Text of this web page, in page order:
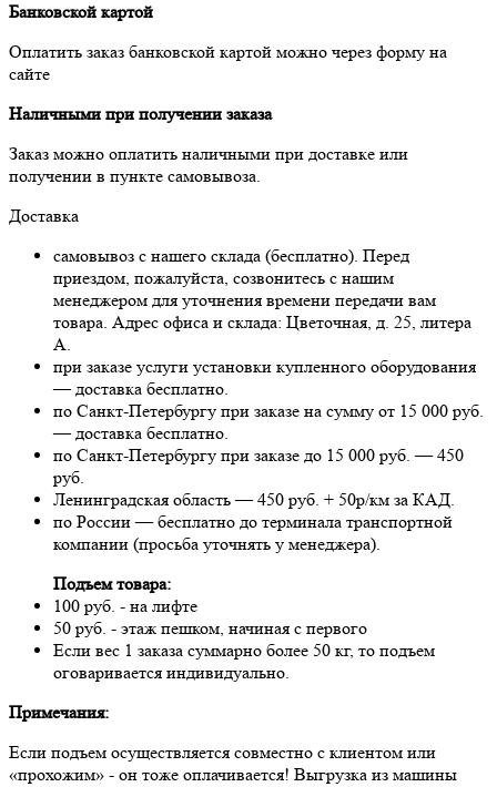
Банковской картой
Оплатить заказ банковской картой можно через форму на
сайте
Наличными при получении заказа
Заказ можно оплатить наличными при доставке или
получении в пункте самовывоза.
Доставка
самовывоз с нашего склада (бесплатно). Перед
приездом, пожалуйста, созвонитесь с нашим
менеджером для уточнения времени передачи вам
товара. Адрес офиса и склада: Цветочная, д. 25, литера
А.
при заказе услуги установки купленного оборудования
— доставка бесплатно.
по Санкт-Петербургу при заказе на сумму от 15 000 руб.
— доставка бесплатно.
по Санкт-Петербургу при заказе до 15 000 руб. — 450
руб.
Ленинградская область — 450 руб. + 50р/км за КАД.
по России — бесплатно до терминала транспортной
компании (просьба уточнять у менеджера).
Подъем товара:
100 руб. - на лифте
50 руб. - этаж пешком, начиная с первого
Если вес 1 заказа суммарно более 50 кг, то подъем
оговаривается индивидуально.
Примечания:
Если подъем осуществляется совместно с клиентом или
«прохожим» - он тоже оплачивается! Выгрузка из машины